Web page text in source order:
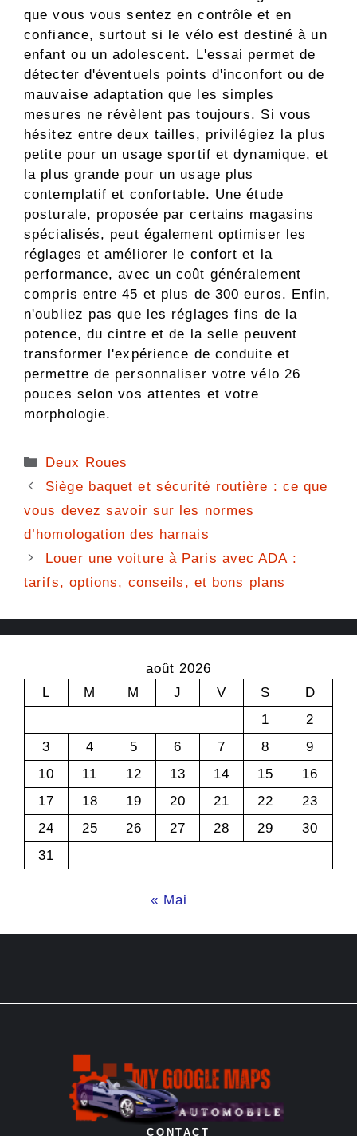
que vous vous sentez en contrôle et en
confiance, surtout si le vélo est destiné à un
enfant ou un adolescent. L'essai permet de
détecter d'éventuels points d'inconfort ou de
mauvaise adaptation que les simples
mesures ne révèlent pas toujours. Si vous
hésitez entre deux tailles, privilégiez la plus
petite pour un usage sportif et dynamique, et
la plus grande pour un usage plus
contemplatif et confortable. Une étude
posturale, proposée par certains magasins
spécialisés, peut également optimiser les
réglages et améliorer le confort et la
performance, avec un coût généralement
compris entre 45 et plus de 300 euros. Enfin,
n'oubliez pas que les réglages fins de la
potence, du cintre et de la selle peuvent
transformer l'expérience de conduite et
permettre de personnaliser votre vélo 26
pouces selon vos attentes et votre
morphologie.
Catégories
Deux Roues
Siège baquet et sécurité routière : ce que
vous devez savoir sur les normes
d’homologation des harnais
Louer une voiture à Paris avec ADA :
tarifs, options, conseils, et bons plans
août 2026
L
M M J V S
D
1
2
3
4 5 6 7 8
9
10
11 12 13 14 15
16
17
18 19 20 21 22
23
24
25 26 27 28 29
30
31
« Mai
CONTACT